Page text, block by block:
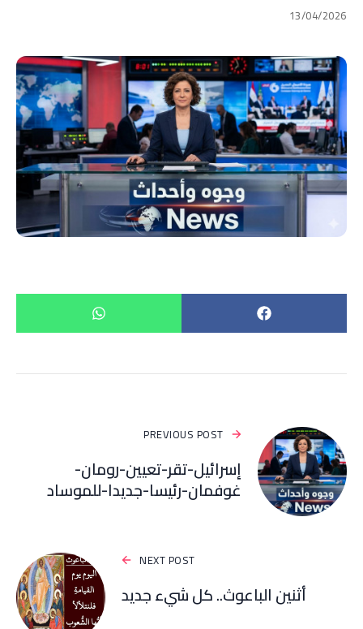
13/04/2026
PREVIOUS POST
إسرائيل-تقر-تعيين-رومان-
غوفمان-رئيسا-جديدا-للموساد
NEXT POST
أثنين الباعوث.. كل شيء جديد